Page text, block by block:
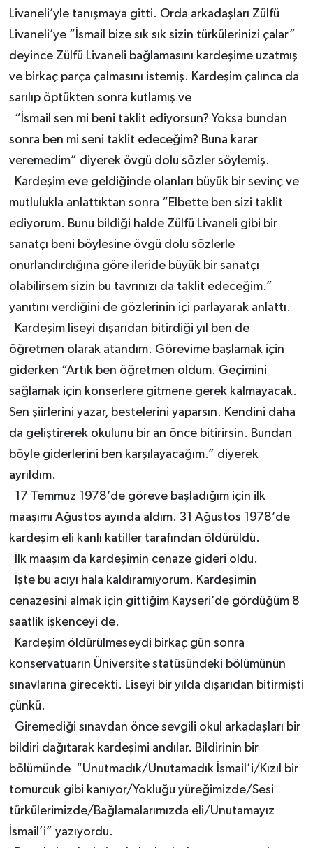
Livaneli’yle tanışmaya gitti. Orda arkadaşları Zülfü
Livaneli’ye “İsmail bize sık sık sizin türkülerinizi çalar”
deyince Zülfü Livaneli bağlamasını kardeşime uzatmış
ve birkaç parça çalmasını istemiş. Kardeşim çalınca da
sarılıp öptükten sonra kutlamış ve
“İsmail sen mi beni taklit ediyorsun? Yoksa bundan
sonra ben mi seni taklit edeceğim? Buna karar
veremedim” diyerek övgü dolu sözler söylemiş.
Kardeşim eve geldiğinde olanları büyük bir sevinç ve
mutlulukla anlattıktan sonra “Elbette ben sizi taklit
ediyorum. Bunu bildiği halde Zülfü Livaneli gibi bir
sanatçı beni böylesine övgü dolu sözlerle
onurlandırdığına göre ileride büyük bir sanatçı
olabilirsem sizin bu tavrınızı da taklit edeceğim.”
yanıtını verdiğini de gözlerinin içi parlayarak anlattı.
Kardeşim liseyi dışarıdan bitirdiği yıl ben de
öğretmen olarak atandım. Görevime başlamak için
giderken “Artık ben öğretmen oldum. Geçimini
sağlamak için konserlere gitmene gerek kalmayacak.
Sen şiirlerini yazar, bestelerini yaparsın. Kendini daha
da geliştirerek okulunu bir an önce bitirirsin. Bundan
böyle giderlerini ben karşılayacağım.” diyerek
ayrıldım.
17 Temmuz 1978’de göreve başladığım için ilk
maaşımı Ağustos ayında aldım. 31 Ağustos 1978’de
kardeşim eli kanlı katiller tarafından öldürüldü.
İlk maaşım da kardeşimin cenaze gideri oldu.
İşte bu acıyı hala kaldıramıyorum. Kardeşimin
cenazesini almak için gittiğim Kayseri’de gördüğüm 8
saatlik işkenceyi de.
Kardeşim öldürülmeseydi birkaç gün sonra
konservatuarın Üniversite statüsündeki bölümünün
sınavlarına girecekti. Liseyi bir yılda dışarıdan bitirmişti
çünkü.
Giremediği sınavdan önce sevgili okul arkadaşları bir
bildiri dağıtarak kardeşimi andılar. Bildirinin bir
bölümünde “Unutmadık/Unutamadık İsmail’i/Kızıl bir
tomurcuk gibi kanıyor/Yokluğu yüreğimizde/Sesi
türkülerimizde/Bağlamalarımızda eli/Unutamayız
İsmail’i” yazıyordu.